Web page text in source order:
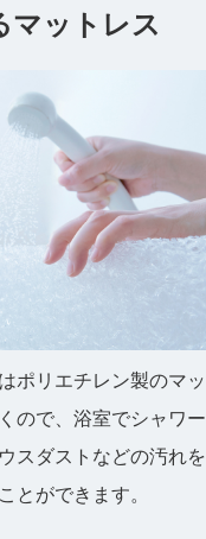
マットレス
ポリエチレン製のマッ
ので、浴室でシャワー
スダストなどの汚れを
とができます。